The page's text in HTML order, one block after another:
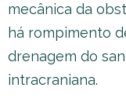
mecânica da
há rompimento
drenagem do
intracraniana.